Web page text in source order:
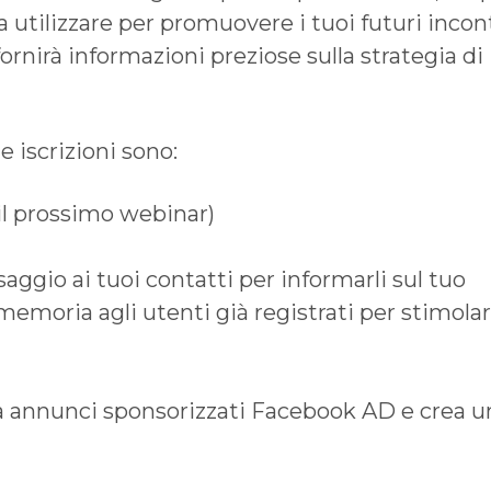
utilizzare per promuovere i tuoi futuri
informazioni preziose sulla strategia di
iscrizioni sono:
prossimo webinar)
ai tuoi contatti per informarli sul tuo
agli utenti già registrati per
sponsorizzati Facebook AD e crea